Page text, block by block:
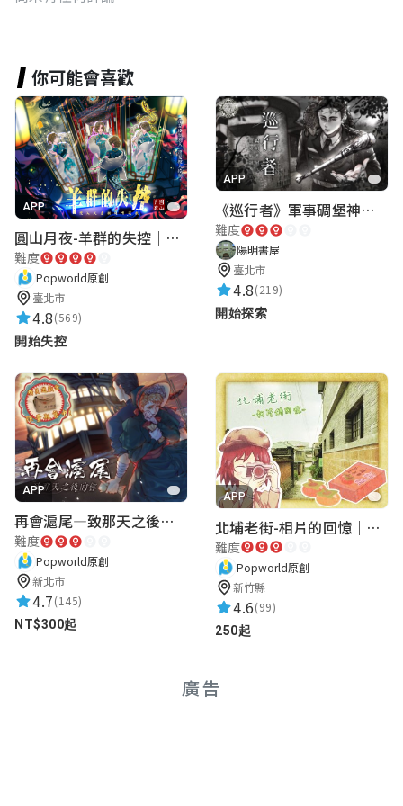
你可能會喜歡
APP
圓山月夜-羊群的失控｜圓山飯店 ARG實境解謎遊戲
難度
Popworld原創
臺北市
4.8(569)
開始失控
APP
《巡行者》軍事碉堡神秘探索｜陽明書屋實境遊戲
難度
陽明書屋
臺北市
4.8(219)
開始探索
APP
再會滬尾—致那天之後的你｜淡水老街實境遊戲｜實體遊戲盒
難度
Popworld原創
新北市
4.7(145)
NT$300起
APP
北埔老街-相片的回憶｜新竹老街城市解謎
難度
Popworld原創
新竹縣
4.6(99)
250起
廣告